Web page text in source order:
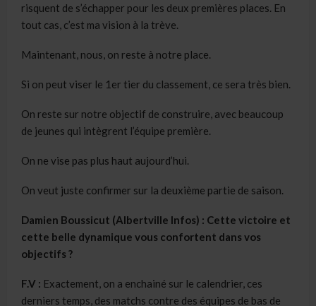
risquent de s’échapper pour les deux premières places. En
tout cas, c’est ma vision à la trève.
Maintenant, nous, on reste à notre place.
Si on peut viser le 1er tier du classement, ce sera très bien.
On reste sur notre objectif de construire, avec beaucoup
de jeunes qui intègrent l’équipe première.
On ne vise pas plus haut aujourd’hui.
On veut juste confirmer sur la deuxième partie de saison.
Damien Boussicut (Albertville Infos) : Cette victoire et
cette belle dynamique vous confortent dans vos
objectifs ?
F.V : Exactement, on a enchainé sur le calendrier, ces
derniers temps, des matchs contre des équipes de bas de